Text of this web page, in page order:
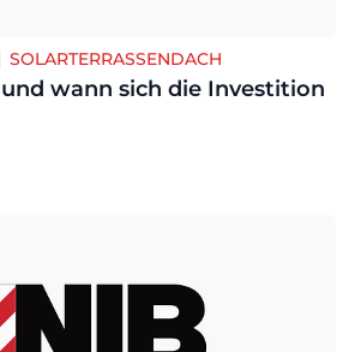
SOLARTERRASSENDACH
wann sich die Investition